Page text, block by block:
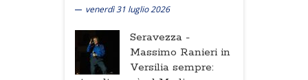
venerdì 31 luglio 2026
Seravezza -
Massimo Ranieri in
Versilia sempre: